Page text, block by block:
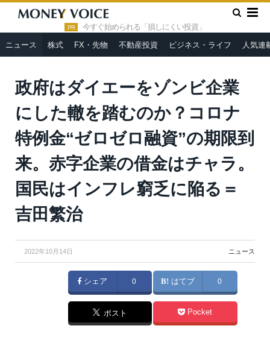
PR 今すぐ始められる「損しにくい投資」
ニュース 株式 FX・先物 不動産投資 ビジネス・ライフ 人気連
HOME » ニュース »
政府はダイエーをゾンビ企業にした轍を踏
むのか？コロナ特例金“ゼロゼロ融資”の期限到来。赤字企業の借金は
政府はダイエーをゾンビ企業
にした轍を踏むのか？コロナ
特例金“ゼロゼロ融資”の期限到
来。赤字企業の借金はチャラ。
国民はインフレ窮乏に陥る＝
吉田繁治
2022年10月14日 ニュース
シェア 0 はてブ 0
ポスト Pocket